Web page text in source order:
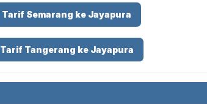
Tarif Semarang ke Jayapura
Tarif Tangerang ke Jayapura